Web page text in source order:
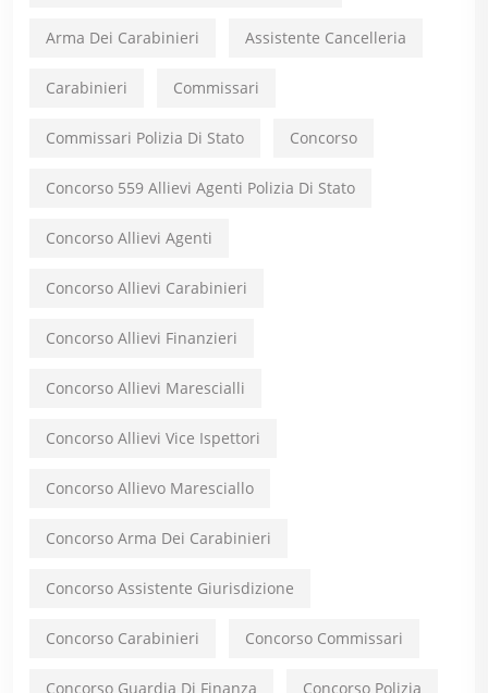
Arma Dei Carabinieri Assistente Cancelleria
Carabinieri Commissari
Commissari Polizia Di Stato Concorso
Concorso 559 Allievi Agenti Polizia Di Stato
Concorso Allievi Agenti
Concorso Allievi Carabinieri
Concorso Allievi Finanzieri
Concorso Allievi Marescialli
Concorso Allievi Vice Ispettori
Concorso Allievo Maresciallo
Concorso Arma Dei Carabinieri
Concorso Assistente Giurisdizione
Concorso Carabinieri Concorso Commissari
Concorso Guardia Di Finanza Concorso Polizia